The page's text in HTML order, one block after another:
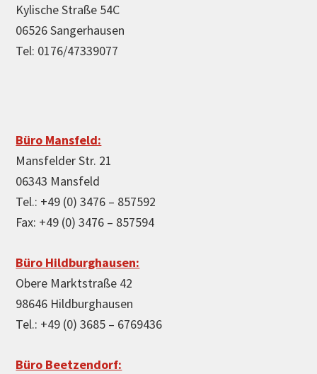
Kylische Straße 54C
06526 Sangerhausen
Tel: 0176/47339077
Büro Mansfeld:
Mansfelder Str. 21
06343 Mansfeld
Tel.: +49 (0) 3476 – 857592
Fax: +49 (0) 3476 – 857594
Büro Hildburghausen:
Obere Marktstraße 42
98646 Hildburghausen
Tel.: +49 (0) 3685 – 6769436
Büro Beetzendorf: